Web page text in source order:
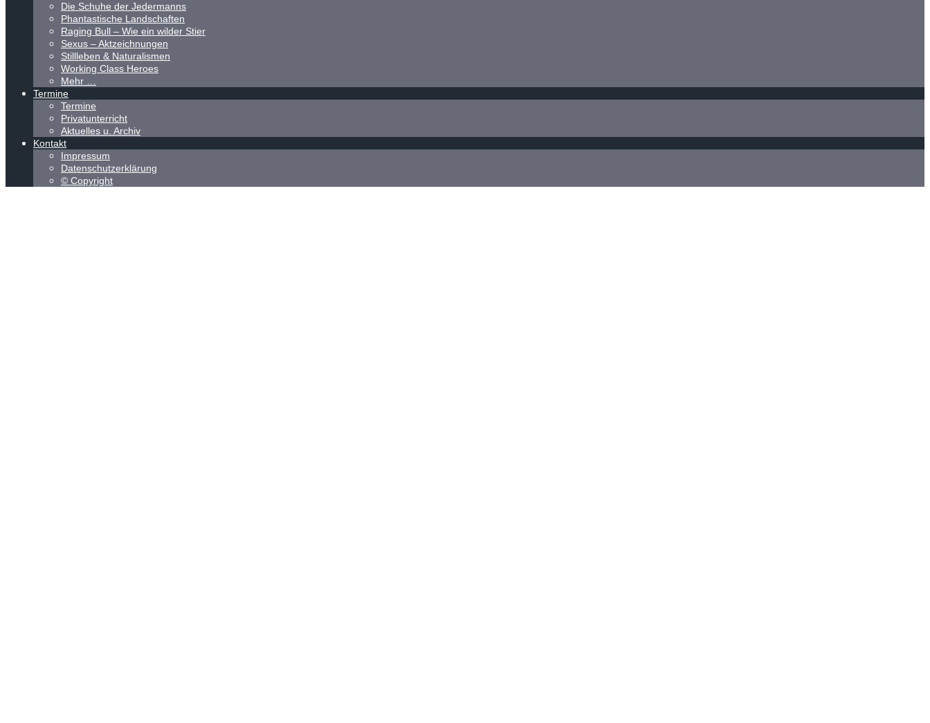
Die Schuhe der Jedermanns
Phantastische Landschaften
Raging Bull – Wie ein wilder Stier
Sexus – Aktzeichnungen
Stillleben & Naturalismen
Working Class Heroes
Mehr …
Termine
Termine
Privatunterricht
Aktuelles u. Archiv
Kontakt
Impressum
Datenschutzerklärung
© Copyright